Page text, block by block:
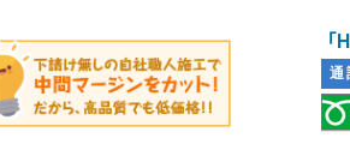
通